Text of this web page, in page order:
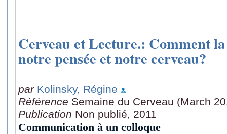
Cerveau et Lecture.: Comment
notre pensée et notre cerveau?
par Kolinsky, Régine
Référence Semaine du Cerveau (March
Publication Non publié, 2011
Communication à un colloque